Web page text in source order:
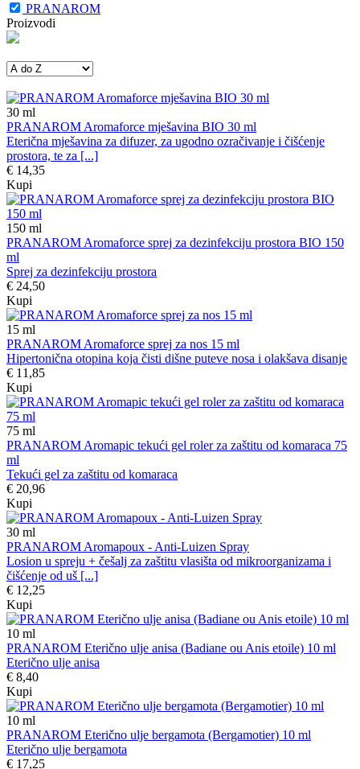
PRANAROM
Proizvodi
30 ml
PRANAROM Aromaforce mješavina BIO 30 ml
Eterična mješavina za difuzer, za ugodno ozračivanje i čišćenje
prostora, te za [...]
€ 14,35
Kupi
150 ml
PRANAROM Aromaforce sprej za dezinfekciju prostora BIO 150
ml
Sprej za dezinfekciju prostora
€ 24,50
Kupi
15 ml
PRANAROM Aromaforce sprej za nos 15 ml
Hipertonična otopina koja čisti dišne puteve nosa i olakšava disanje
€ 11,85
Kupi
75 ml
PRANAROM Aromapic tekući gel roler za zaštitu od komaraca 75
ml
Tekući gel za zaštitu od komaraca
€ 20,96
Kupi
30 ml
PRANAROM Aromapoux - Anti-Luizen Spray
Losion u spreju + češalj za zaštitu vlasišta od mikroorganizama i
čišćenje od uš [...]
€ 12,25
Kupi
10 ml
PRANAROM Eterično ulje anisa (Badiane ou Anis etoile) 10 ml
Eterično ulje anisa
€ 8,40
Kupi
10 ml
PRANAROM Eterično ulje bergamota (Bergamotier) 10 ml
Eterično ulje bergamota
€ 17,25